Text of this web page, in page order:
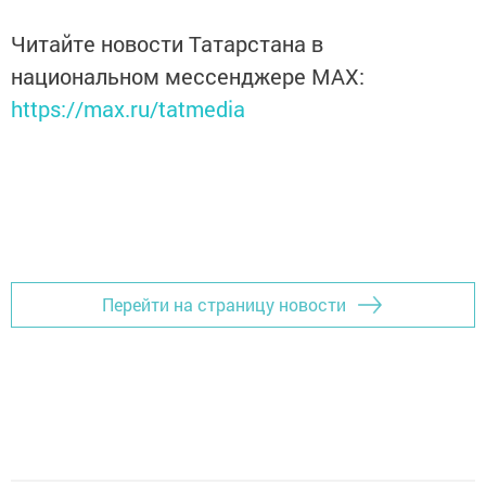
Читайте новости Татарстана в
национальном мессенджере MАХ:
https://max.ru/tatmedia
Перейти на страницу новости